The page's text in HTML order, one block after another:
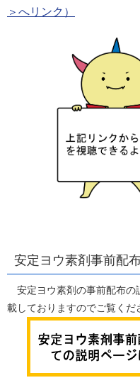
＞へリンク）
安定ヨウ素剤事前配
安定ヨウ素剤の事前配布の
載しておりますのでご覧くだ